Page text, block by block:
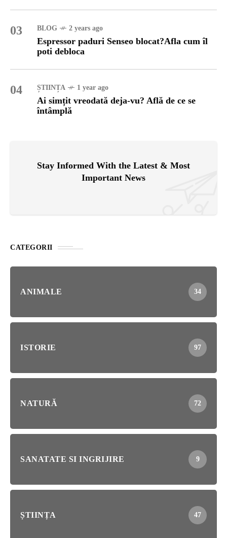
03 BLOG 2 years ago
Espressor paduri Senseo blocat?Afla cum îl
poti debloca
04 ȘTIINȚA 1 year ago
Ai simțit vreodată deja-vu? Află de ce se
întâmplă
Stay Informed With the Latest & Most
Important News
CATEGORII
ANIMALE 34
ISTORIE 97
NATURĂ 72
SANATATE SI INGRIJIRE 9
ȘTIINȚA 47